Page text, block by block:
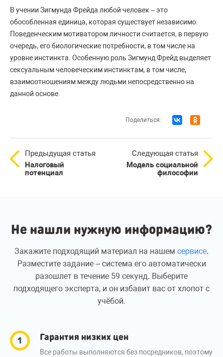
В учении Зигмунда Фрейда любой человек – это
обособленная единица, которая существует независимо.
Поведенческим мотиватором личности считается, в первую
очередь, его биологические потребности, в том числе на
уровне инстинкта. Особенную роль Зигмунд Фрейд выделяет
сексуальным человеческим инстинктам, в том числе,
взаимоотношениям между людьми непосредственно на
данной основе.
Поделиться:
Предыдущая статья
Налоговый
потенциал
Следующая статья
Модель социальной
философии
Не нашли нужную информацию?
Закажите подходящий материал на нашем сервисе.
Разместите задание – система его автоматически
разошлет в течение 59 секунд. Выберите
подходящего эксперта, и он избавит вас от хлопот с
учёбой.
Гарантия низких цен
Все работы выполняются без посредников, поэтому